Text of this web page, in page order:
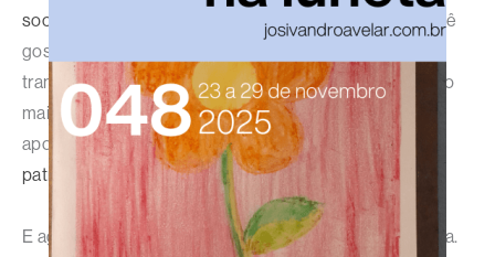
sociais
canal deste site no WhatsApp
. Se você
gosta do meu trabalho, descubra como pode ajudar a
transformar o reconhecimento que ele merece em algo
mais concreto do que apenas um like na internet,
apoiando meus projetos por meio dos
planos de
patrocínio e assinatura.
E agora, é hora de mais uma etapa da revolução criativa.